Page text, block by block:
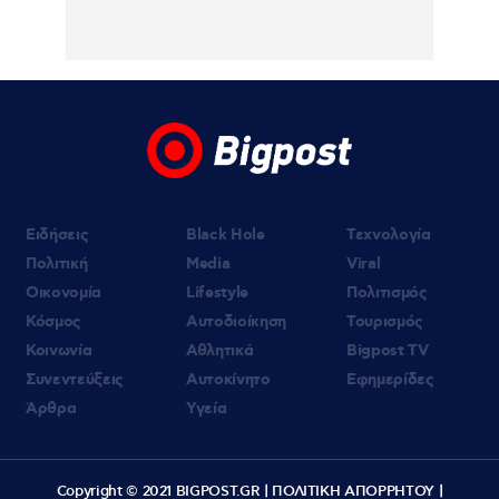
Ειδήσεις
Πολιτική
Οικονομία
Κόσμος
Κοινωνία
Συνεντεύξεις
Άρθρα
Black Hole
Media
Lifestyle
Αυτοδιοίκηση
Αθλητικά
Αυτοκίνητο
Υγεία
Τεχνολογία
Viral
Πολιτισμός
Τουρισμός
Bigpost TV
Εφημερίδες
Copyright © 2021 BIGPOST.GR | ΠΟΛΙΤΙΚΗ ΑΠΟΡΡΗΤΟΥ|